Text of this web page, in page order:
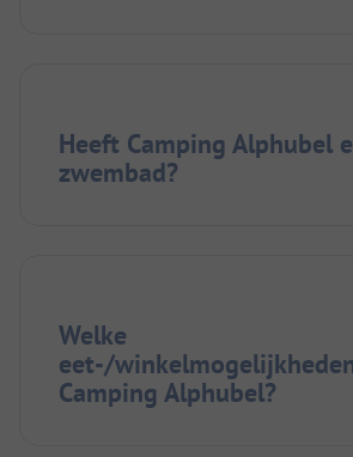
Heeft Camping Alphubel
zwembad?
Welke
eet-/
Camping Alphubel?